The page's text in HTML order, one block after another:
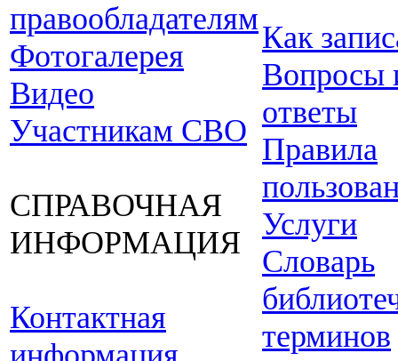
правообладателям
Фотогалерея
Видео
Участникам СВО
СПРАВОЧНАЯ
ИНФОРМАЦИЯ
Контактная
Как
Вопросы
ответы
Правила
Услуги
Словарь
терминов